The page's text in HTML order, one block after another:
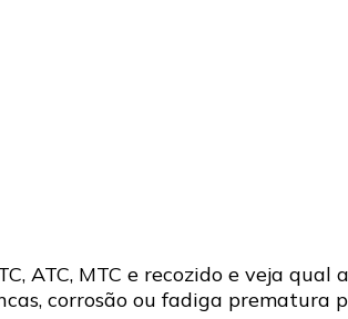
ATC, MTC e recozido e veja qual
corrosão ou fadiga prematura